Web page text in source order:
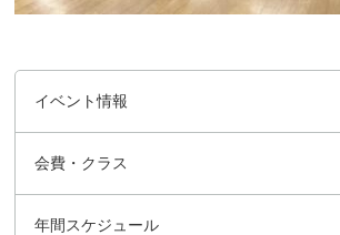
イベント情報
会費・クラス
年間スケジュール